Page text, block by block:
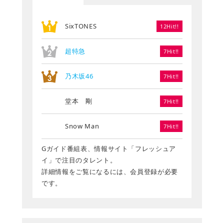
SixTONES 12Hit!!
超特急 7Hit!!
乃木坂46 7Hit!!
堂本 剛 7Hit!!
Snow Man 7Hit!!
Gガイド番組表、情報サイト「フレッシュア
イ」で注目のタレント。
詳細情報をご覧になるには、会員登録が必要
です。